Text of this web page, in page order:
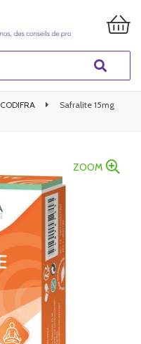
CODIFRA
Safralite 15mg
ZOOM